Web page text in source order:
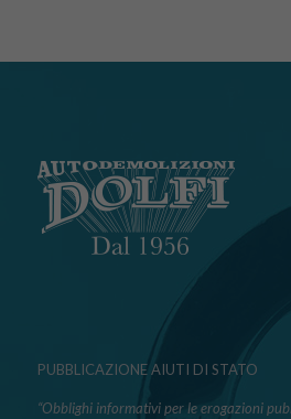
PUBBLICAZIONE AIUTI DI STATO
“Obblighi informativi per le erogazioni